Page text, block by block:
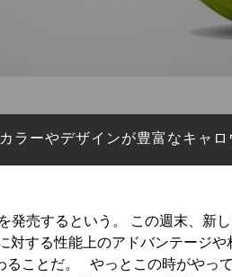
ーやデザインが豊富なキャ
売するという。 この週末、新
する性能上のアドバンテージ
ることだ。 やっとこの時がや